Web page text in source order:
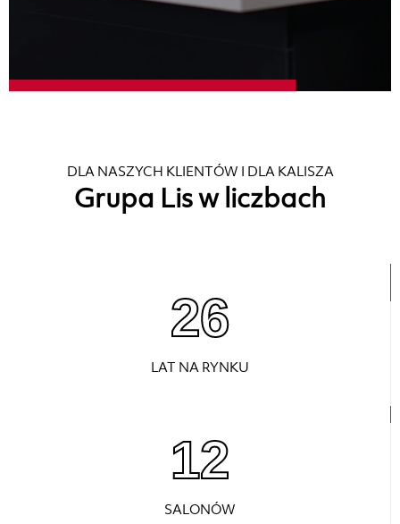
DLA NASZYCH KLIENTÓW I DLA KALISZA
Grupa Lis w liczbach
26
LAT NA RYNKU
12
SALONÓW